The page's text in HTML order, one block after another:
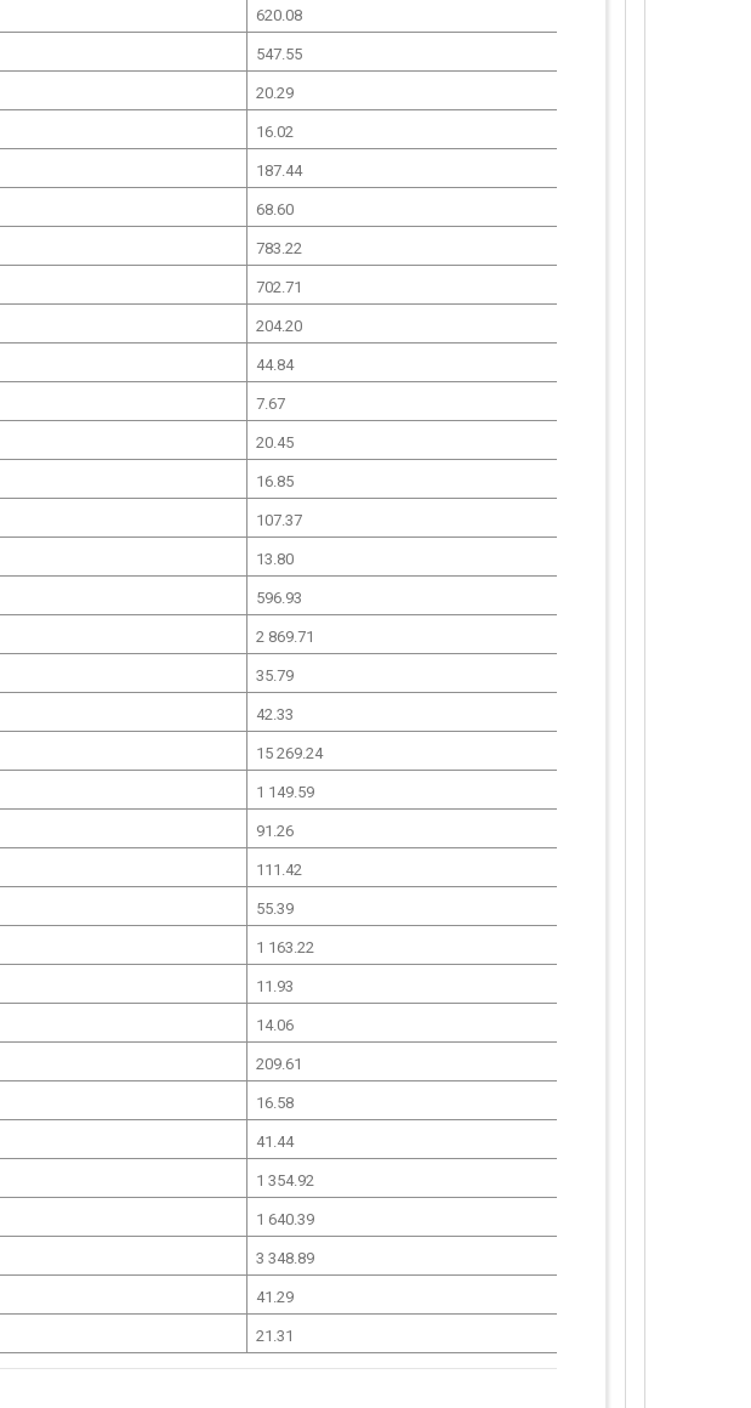
620.08
547.55
20.29
16.02
187.44
68.60
783.22
702.71
204.20
44.84
7.67
20.45
16.85
107.37
13.80
596.93
2 869.71
35.79
42.33
15 269.24
1 149.59
91.26
111.42
55.39
1 163.22
11.93
14.06
209.61
16.58
41.44
1 354.92
1 640.39
3 348.89
41.29
21.31